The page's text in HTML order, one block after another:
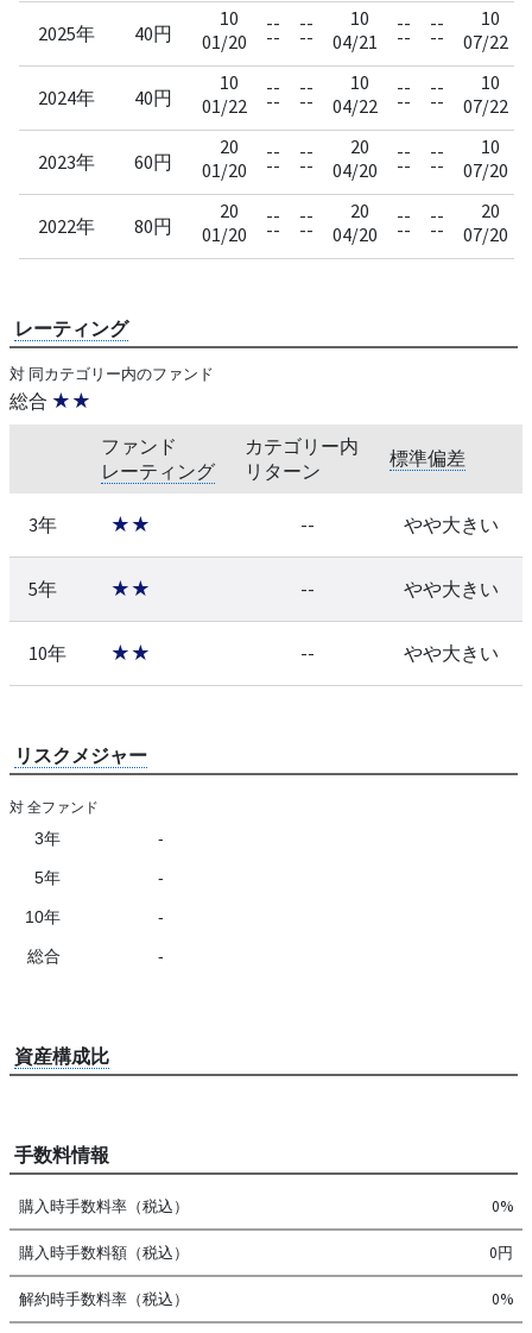
2025年 40円
10
01/20
--
--
--
--
10
04/21
--
--
--
--
10
07/22
2024年 40円
10
01/22
--
--
--
--
10
04/22
--
--
--
--
10
07/22
2023年 60円
20
01/20
--
--
--
--
20
04/20
--
--
--
--
10
07/20
2022年 80円
20
01/20
--
--
--
--
20
04/20
--
--
--
--
20
07/20
レーティング
対 同カテゴリー内のファンド
総合 ★★
ファンド
レーティング
カテゴリー内
リターン
標準偏差
3年 ★★ -- やや大きい
5年 ★★ -- やや大きい
10年 ★★ -- やや大きい
リスクメジャー
対 全ファンド
3年 -
5年 -
10年 -
総合 -
資産構成比
手数料情報
購入時手数料率（税込） 0%
購入時手数料額（税込） 0円
解約時手数料率（税込） 0%